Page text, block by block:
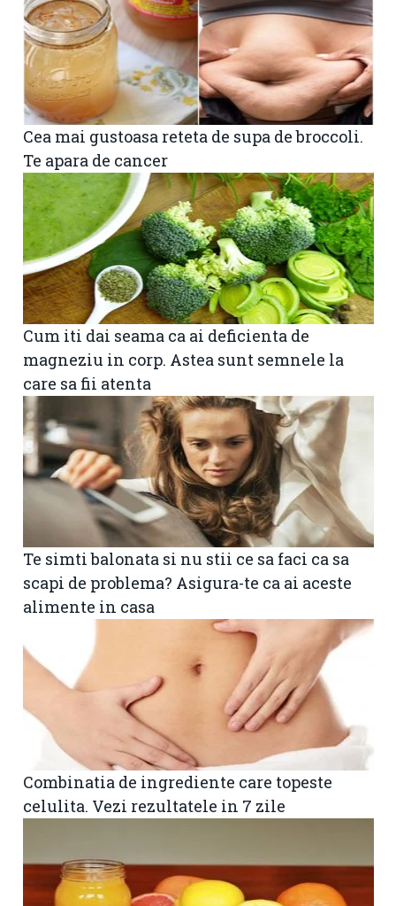
Cea mai gustoasa reteta de supa de broccoli.
Te apara de cancer
Cum iti dai seama ca ai deficienta de
magneziu in corp. Astea sunt semnele la
care sa fii atenta
Te simti balonata si nu stii ce sa faci ca sa
scapi de problema? Asigura-te ca ai aceste
alimente in casa
Combinatia de ingrediente care topeste
celulita. Vezi rezultatele in 7 zile